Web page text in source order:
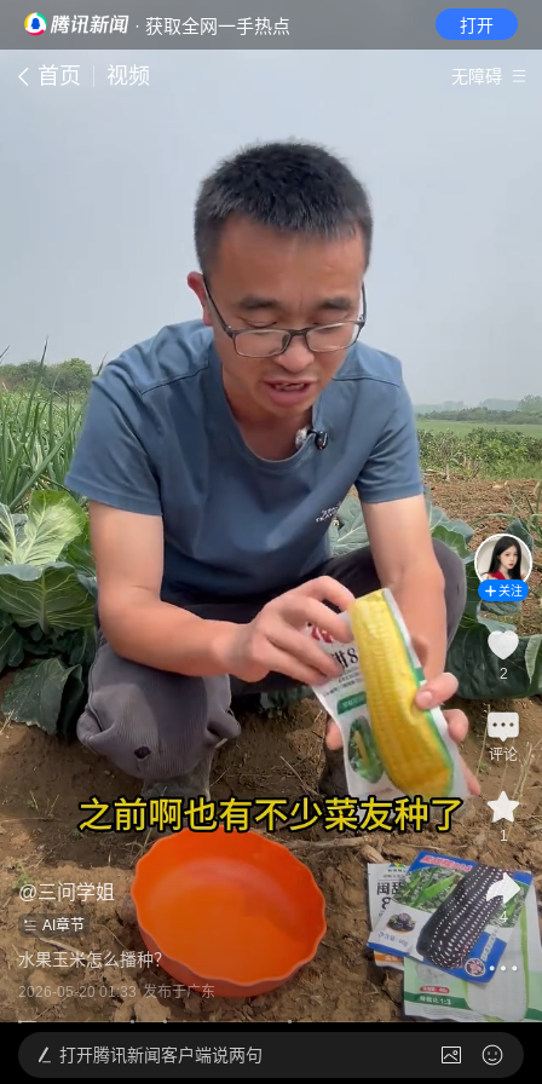
· 获取全网一手热点 打开
首页 视频 无障碍
@三问学姐
AI章节
水果玉米怎么播种？
2026-05-20 01:33 发布于广东
关注
2
评论
1
4
打开腾讯新闻客户端说两句